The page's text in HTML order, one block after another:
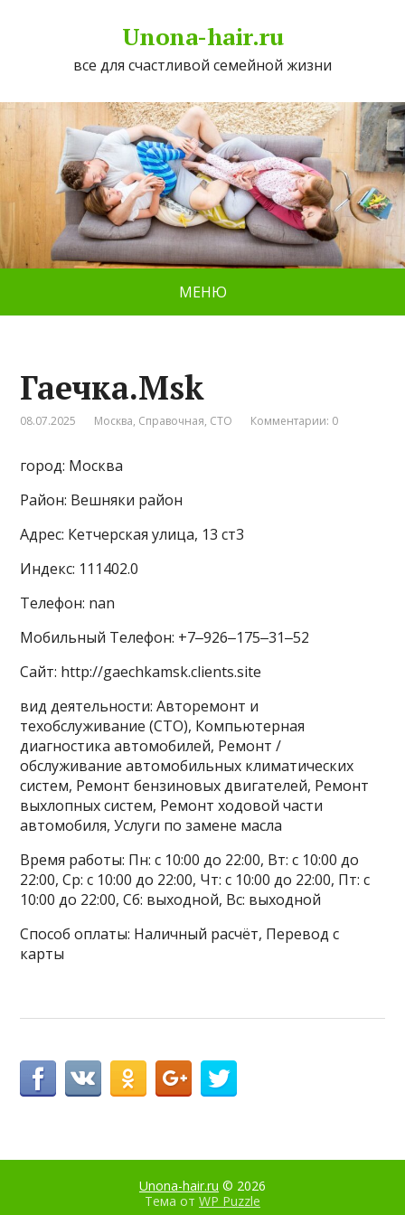
Unona-hair.ru
все для счастливой семейной жизни
МЕНЮ
Гаечка.Msk
08.07.2025 Москва, Справочная, СТО Комментарии: 0
город: Москва
Район: Вешняки район
Адрес: Кетчерская улица, 13 ст3
Индекс: 111402.0
Телефон: nan
Мобильный Телефон: +7‒926‒175‒31‒52
Сайт: http://gaechkamsk.clients.site
вид деятельности: Авторемонт и
техобслуживание (СТО), Компьютерная
диагностика автомобилей, Ремонт /
обслуживание автомобильных климатических
систем, Ремонт бензиновых двигателей, Ремонт
выхлопных систем, Ремонт ходовой части
автомобиля, Услуги по замене масла
Время работы: Пн: с 10:00 до 22:00, Вт: с 10:00 до
22:00, Ср: с 10:00 до 22:00, Чт: с 10:00 до 22:00, Пт: с
10:00 до 22:00, Сб: выходной, Вс: выходной
Способ оплаты: Наличный расчёт, Перевод с
карты
Unona-hair.ru © 2026
Тема от WP Puzzle